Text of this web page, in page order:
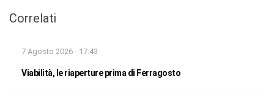
Correlati
7 Agosto 2026 - 17:43
Viabilità, le riaperture prima di Ferragosto